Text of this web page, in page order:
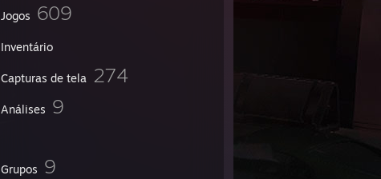
Jogos 609
Inventário
Capturas de tela 274
Análises 9
Grupos 9